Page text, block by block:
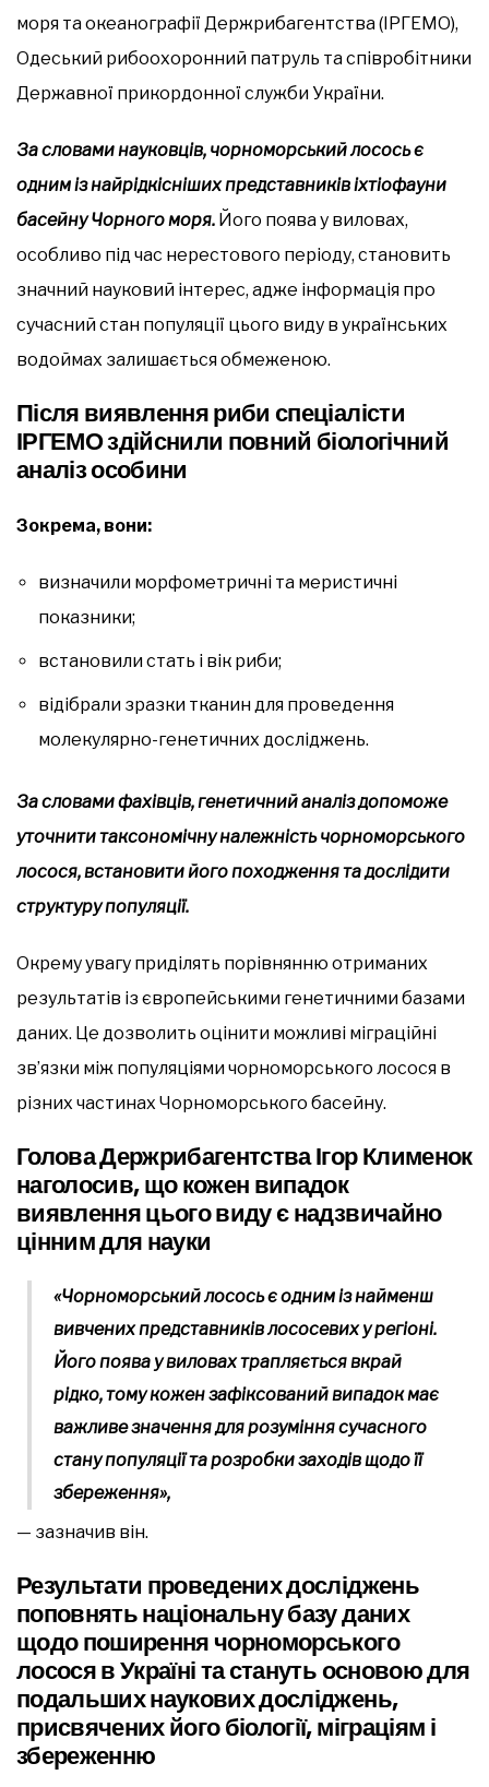
моря та океанографії Держрибагентства (ІРГЕМО),
Одеський рибоохоронний патруль та співробітники
Державної прикордонної служби України.
За словами науковців, чорноморський лосось є
одним із найрідкісніших представників іхтіофауни
басейну Чорного моря. Його поява у виловах,
особливо під час нерестового періоду, становить
значний науковий інтерес, адже інформація про
сучасний стан популяції цього виду в українських
водоймах залишається обмеженою.
Після виявлення риби спеціалісти
ІРГЕМО здійснили повний біологічний
аналіз особини
Зокрема, вони:
визначили морфометричні та меристичні
показники;
встановили стать і вік риби;
відібрали зразки тканин для проведення
молекулярно-генетичних досліджень.
За словами фахівців, генетичний аналіз допоможе
уточнити таксономічну належність чорноморського
лосося, встановити його походження та дослідити
структуру популяції.
Окрему увагу приділять порівнянню отриманих
результатів із європейськими генетичними базами
даних. Це дозволить оцінити можливі міграційні
зв’язки між популяціями чорноморського лосося в
різних частинах Чорноморського басейну.
Голова Держрибагентства Ігор Клименок
наголосив, що кожен випадок
виявлення цього виду є надзвичайно
цінним для науки
«Чорноморський лосось є одним із найменш
вивчених представників лососевих у регіоні.
Його поява у виловах трапляється вкрай
рідко, тому кожен зафіксований випадок має
важливе значення для розуміння сучасного
стану популяції та розробки заходів щодо її
збереження»,
— зазначив він.
Результати проведених досліджень
поповнять національну базу даних
щодо поширення чорноморського
лосося в Україні та стануть основою для
подальших наукових досліджень,
присвячених його біології, міграціям і
збереженню